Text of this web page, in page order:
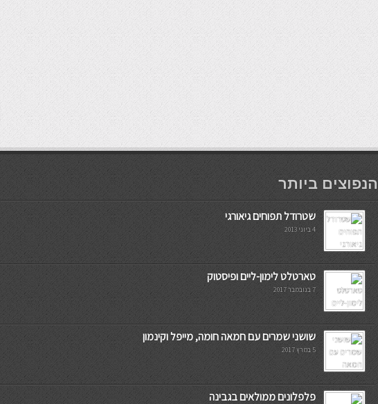
мостбет кг
הנפוצים ביותר
שטרודל תפוחים גיאורגי
4 ביוני 2013
טארטלט לימון-ליים ופיסטוק
7 בנובמבר 2017
שושני שמרים עם חמאה חומה, מייפל וקינמון
5 במרץ 2017
פלפלונים ממולאים בגבינה